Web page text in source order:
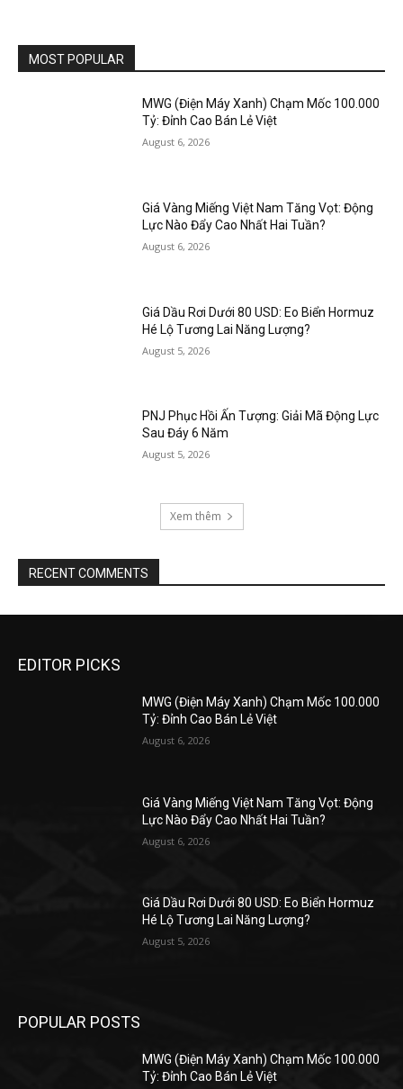
MOST POPULAR
MWG (Điện Máy Xanh) Chạm Mốc 100.000
Tỷ: Đỉnh Cao Bán Lẻ Việt
August 6, 2026
Giá Vàng Miếng Việt Nam Tăng Vọt: Động
Lực Nào Đẩy Cao Nhất Hai Tuần?
August 6, 2026
Giá Dầu Rơi Dưới 80 USD: Eo Biển Hormuz
Hé Lộ Tương Lai Năng Lượng?
August 5, 2026
PNJ Phục Hồi Ấn Tượng: Giải Mã Động Lực
Sau Đáy 6 Năm
August 5, 2026
Xem thêm
RECENT COMMENTS
EDITOR PICKS
MWG (Điện Máy Xanh) Chạm Mốc 100.000
Tỷ: Đỉnh Cao Bán Lẻ Việt
August 6, 2026
Giá Vàng Miếng Việt Nam Tăng Vọt: Động
Lực Nào Đẩy Cao Nhất Hai Tuần?
August 6, 2026
Giá Dầu Rơi Dưới 80 USD: Eo Biển Hormuz
Hé Lộ Tương Lai Năng Lượng?
August 5, 2026
POPULAR POSTS
MWG (Điện Máy Xanh) Chạm Mốc 100.000
Tỷ: Đỉnh Cao Bán Lẻ Việt